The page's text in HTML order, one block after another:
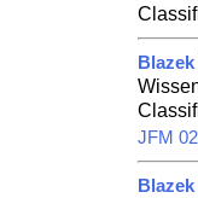
Blazek
JFM
Blazek